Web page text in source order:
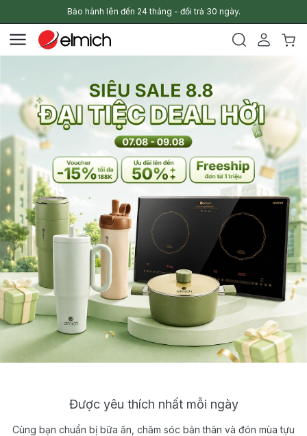
Bảo hành lên đến 24 tháng - đổi trả 30 ngày.
Được yêu thích nhất mỗi ngày
Cùng bạn chuẩn bị bữa ăn, chăm sóc bản thân và đón mùa tựu